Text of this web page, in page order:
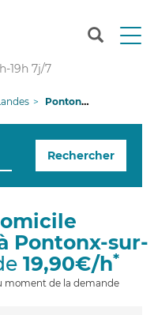
T
n
g
i
19h 7j/7
Pontonx-sur-l'Adour
Rechercher
Pontonx-sur-
19,90€/h*
moment de la demande